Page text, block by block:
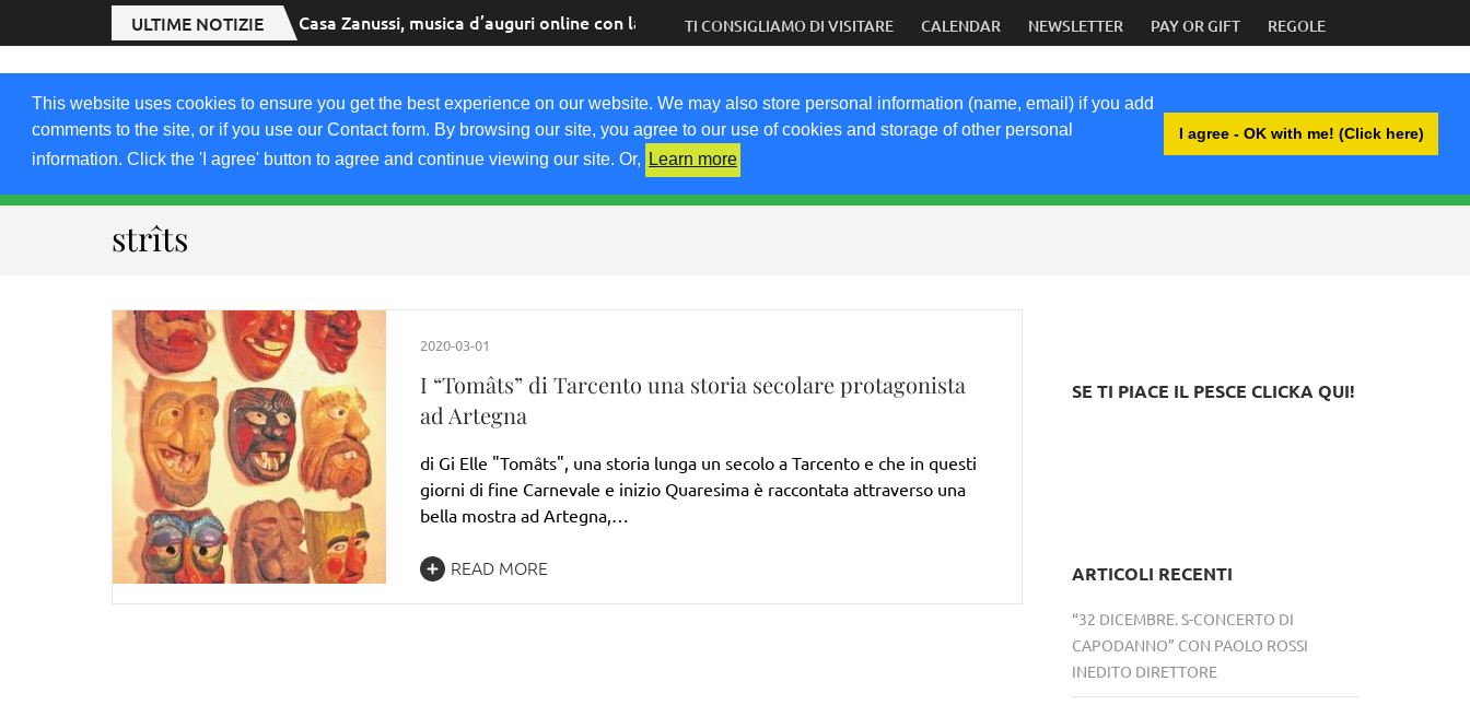
This website uses cookies to ensure you get the best experience on our website. We may also store personal information (name, email) if you add
comments to the site, or if you use our Contact form. By browsing our site, you agree to our use of cookies and storage of other personal
information. Click the 'I agree' button to agree and continue viewing our site. Or,
Learn more
I agree - OK with me! (Click here)
ULTIME NOTIZIE Casa Zanussi, musica d’auguri online con la speranza di tornare presto dal vivo
TI CONSIGLIAMO DI VISITARE CALENDAR NEWSLETTER PAY OR GIFT REGOLE
2020.FRIULIVG.COM
#Cultura #Turismo #Eventi #Territorio-FVG
HOME 2023 2021-22 2019 2018 RICETTE KM0 VIGNETO FVG
strîts
2020-03-01
I “Tomâts” di Tarcento una storia secolare protagonista
ad Artegna
di Gi Elle "Tomâts", una storia lunga un secolo a Tarcento e che in questi
giorni di fine Carnevale e inizio Quaresima è raccontata attraverso una
bella mostra ad Artegna,…
READ MORE
SE TI PIACE IL PESCE CLICKA QUI!
ARTICOLI RECENTI
“32 DICEMBRE. S-CONCERTO DI
CAPODANNO” CON PAOLO ROSSI
INEDITO DIRETTORE